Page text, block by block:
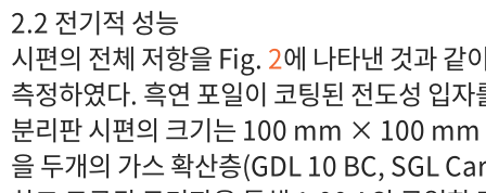
2.2 전기적 성능
시편의 전체 저항을 Fig. 2에 나타낸 것과 같
측정하였다. 흑연 포일이 코팅된 전도성 입
분리판 시편의 크기는 100 mm × 100
을 두개의 가스 확산층(GDL 10 BC, SGL